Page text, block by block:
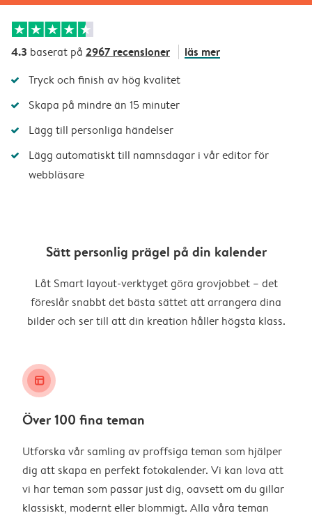
4.3 baserat på 2967 recensioner läs mer
Tryck och finish av hög kvalitet
Skapa på mindre än 15 minuter
Lägg till personliga händelser
Lägg automatiskt till namnsdagar i vår editor för
webbläsare
Sätt personlig prägel på din kalender
Låt Smart layout-verktyget göra grovjobbet – det
föreslår snabbt det bästa sättet att arrangera dina
bilder och ser till att din kreation håller högsta klass.
layout_alt
Över 100 fina teman
Utforska vår samling av proffsiga teman som hjälper
dig att skapa en perfekt fotokalender. Vi kan lova att
vi har teman som passar just dig, oavsett om du gillar
klassiskt, modernt eller blommigt. Alla våra teman